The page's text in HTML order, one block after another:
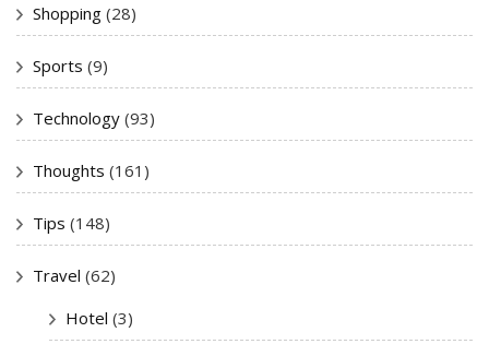
Shopping (28)
Sports (9)
Technology (93)
Thoughts (161)
Tips (148)
Travel (62)
Hotel (3)